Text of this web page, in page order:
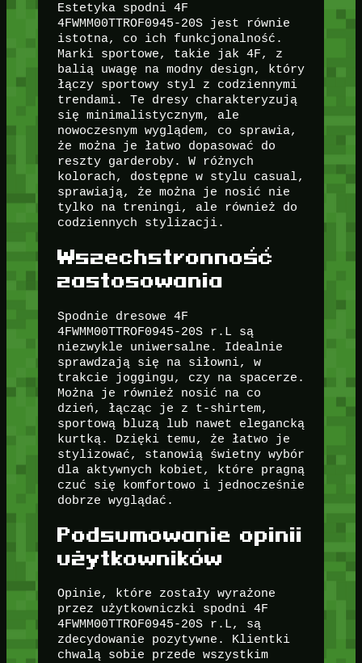
Estetyka spodni 4F
4FWMM00TTROF0945-20S jest równie
istotna, co ich funkcjonalność.
Marki sportowe, takie jak 4F, z
balią uwagę na modny design, który
łączy sportowy styl z codziennymi
trendami. Te dresy charakteryzują
się minimalistycznym, ale
nowoczesnym wyglądem, co sprawia,
że można je łatwo dopasować do
reszty garderoby. W różnych
kolorach, dostępne w stylu casual,
sprawiają, że można je nosić nie
tylko na treningi, ale również do
codziennych stylizacji.
Wszechstronność
zastosowania
Spodnie dresowe 4F
4FWMM00TTROF0945-20S r.L są
niezwykle uniwersalne. Idealnie
sprawdzają się na siłowni, w
trakcie joggingu, czy na spacerze.
Można je również nosić na co
dzień, łącząc je z t-shirtem,
sportową bluzą lub nawet elegancką
kurtką. Dzięki temu, że łatwo je
stylizować, stanowią świetny wybór
dla aktywnych kobiet, które pragną
czuć się komfortowo i jednocześnie
dobrze wyglądać.
Podsumowanie opinii
użytkowników
Opinie, które zostały wyrażone
przez użytkowniczki spodni 4F
4FWMM00TTROF0945-20S r.L, są
zdecydowanie pozytywne. Klientki
chwalą sobie przede wszystkim